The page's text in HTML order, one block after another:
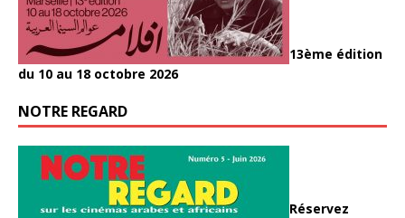
13ème édition
du 10 au 18 octobre 2026
NOTRE REGARD
Réservez